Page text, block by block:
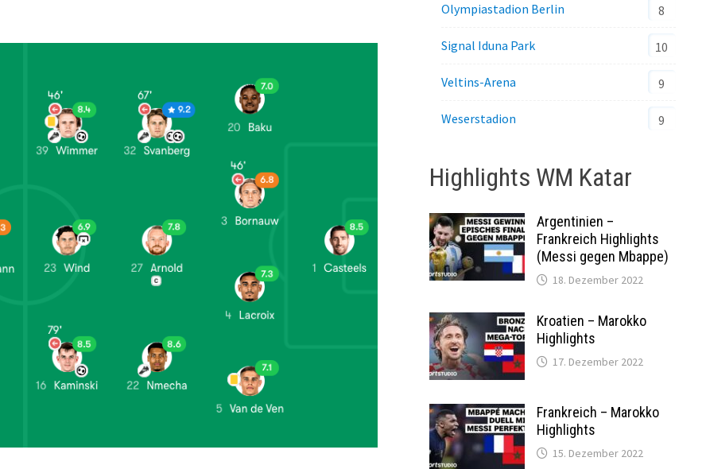
Olympiastadion Berlin 8
Signal Iduna Park 10
Veltins-Arena 9
Weserstadion 9
Highlights WM Katar
Argentinien –
Frankreich Highlights
(Messi gegen Mbappe)
18. Dezember 2022
Kroatien – Marokko
Highlights
17. Dezember 2022
Frankreich – Marokko
Highlights
15. Dezember 2022